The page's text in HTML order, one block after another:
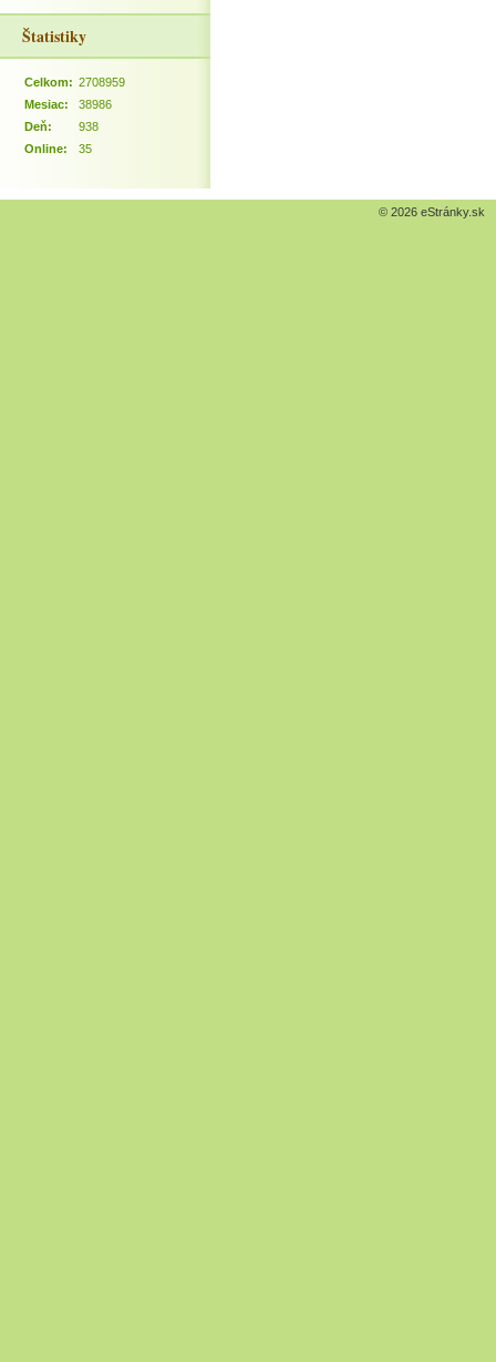
Štatistiky
Online: 35
Celkom: 2708959
Mesiac:
38986
Deň:
938
© 2026 eStránky.sk